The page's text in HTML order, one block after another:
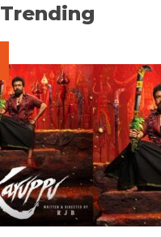
Trending